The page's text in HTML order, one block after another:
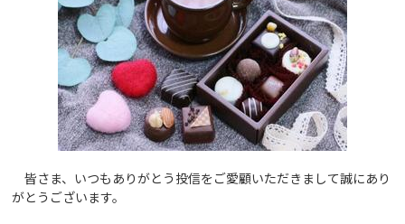
皆さま、いつもありがとう投信をご愛顧いただきまして誠にあり
がとうございます。